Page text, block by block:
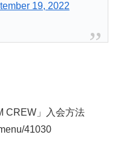
19, 2022
CREW」入会方法
41030